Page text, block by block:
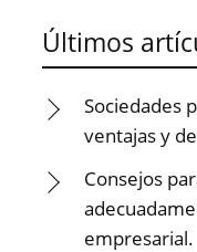
Últimos
Sociedades
ventajas y
Consejos
empresarial.